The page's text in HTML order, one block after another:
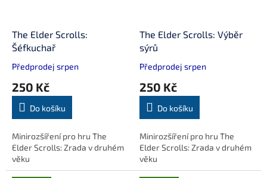
The Elder Scrolls:
Šéfkuchař
Předprodej srpen
250 Kč
Do košíku
Minirozšíření pro hru The
Elder Scrolls: Zrada v druhém
věku
The Elder Scrolls: Výběr
sýrů
Předprodej srpen
250 Kč
Do košíku
Minirozšíření pro hru The
Elder Scrolls: Zrada v druhém
věku